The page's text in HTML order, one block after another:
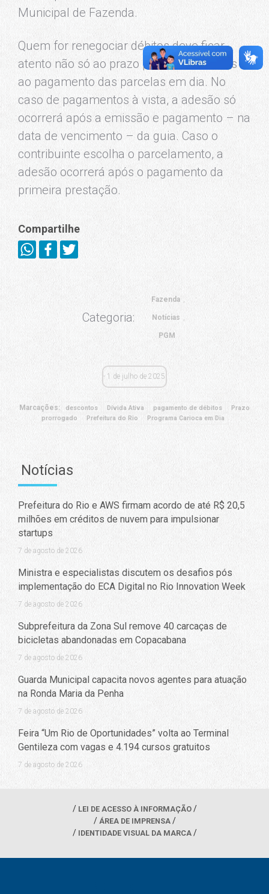
Municipal de Fazenda.
Quem for renegociar débitos deve ficar
atento não só ao prazo para adesão, mas
ao pagamento das parcelas em dia. No
caso de pagamentos à vista, a adesão só
ocorrerá após a emissão e pagamento – na
data de vencimento – da guia. Caso o
contribuinte escolha o parcelamento, a
adesão ocorrerá após o pagamento da
primeira prestação.
Compartilhe
Categoria:
Fazenda
Notícias
PGM
1 de julho de 2025
Marcações: descontos Dívida Ativa pagamento de débitos
Prazo
prorrogado
Prefeitura do Rio Programa Carioca em Dia
Notícias
Prefeitura do Rio e AWS firmam acordo de até R$ 20,5
milhões em créditos de nuvem para impulsionar
startups
7 de agosto de 2026
Ministra e especialistas discutem os desafios pós
implementação do ECA Digital no Rio Innovation Week
7 de agosto de 2026
Subprefeitura da Zona Sul remove 40 carcaças de
bicicletas abandonadas em Copacabana
7 de agosto de 2026
Guarda Municipal capacita novos agentes para atuação
na Ronda Maria da Penha
7 de agosto de 2026
Feira “Um Rio de Oportunidades” volta ao Terminal
Gentileza com vagas e 4.194 cursos gratuitos
7 de agosto de 2026
LEI DE ACESSO À INFORMAÇÃO
ÁREA DE IMPRENSA
IDENTIDADE VISUAL DA MARCA